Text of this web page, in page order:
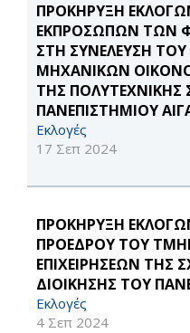
ΠΡΟΚΗΡΥΞΗ
ΕΚΠΡΟΣΩΠΩΝ ΤΩΝ
ΣΤΗ ΣΥΝΕΛΕΥΣΗ
ΜΗΧΑΝΙΚΩΝ
ΤΗΣ ΠΟΛΥΤΕΧΝΙΚΗΣ
ΠΑΝΕΠΙΣΤΗΜΙΟΥ
Εκλογές
17 Σεπ 2024
ΠΡΟΚΗΡΥΞΗ
ΠΡΟΕΔΡΟΥ ΤΟΥ
ΕΠΙΧΕΙΡΗΣΕΩΝ ΤΗΣ
ΔΙΟΙΚΗΣΗΣ ΤΟΥ
Εκλογές
4 Σεπ 2024